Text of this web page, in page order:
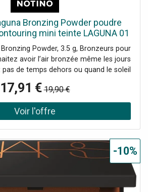
Bronzing Powder poudre
mini teinte LAGUNA 01
3.5 g
Bronzing Powder, 3.5 g, Bronzeurs pour
avoir l’air bronzée même les jours
de temps dehors ou quand le soleil
Powder vous aidera à imiter en un
bronzé depuis le confort de votre
le légèrement pour créer facilement
naturel. De plus, ce produit bronzant
la forme. Soyez merveilleusement
que vous le souhaitez. Le produit :
un aspect sain et frais donne au visage
pour le contouring Mode d’emploi :
17,91 € 19,90 €
-10%